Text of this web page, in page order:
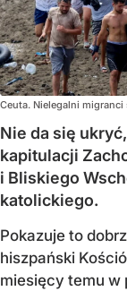
Ceuta. Nielegalni
Nie da się
kapitulacji
i Bliskiego
katolickiego.
Pokazuje to
hiszpański
miesięcy temu w